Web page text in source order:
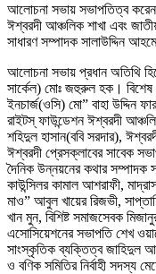
আলোচনা সভায় সভাপতিত্ব করেন
ঈশ্বরদী আঞ্চলিক শাখা এবং
সাধারণ সম্পাদক সালাউদ্দিন
আলোচনা সভায় প্রধান অতিথি
সার্কেল) মোঃ জহুরুল হক। বিশেষ
ইনচার্জ(ওসি) মো” বাহা উদ্দিন
রাইটস্ ফাউন্ডেশন ঈশ্বরদী
শহিদুল হাসান(ববি সরদার),
ঈশ্বরদী প্রেসক্লাবের সাবেক
দৈনিক উন্নয়নের কথার
কাউন্সিলর কামাল আশরাফী,
মাও” আবুল খায়ের রিজভী,
খান মুন, বিশিষ্ট সমাজসেবক
এসোসিয়েশনের সভাপতি শেখ
সাংস্কৃতিক ব্যক্তিত্ব জাহিদুল
ও বণিক সমিতির নির্বাহী সদস্য